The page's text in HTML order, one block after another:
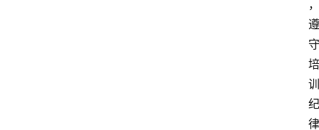
，
遵
守
培
训
纪
律